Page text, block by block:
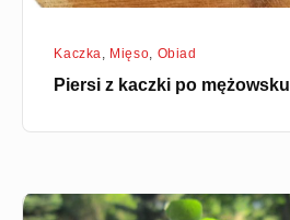
Kaczka, Mięso, Obiad
Piersi z kaczki po mężowsku
Enchilada